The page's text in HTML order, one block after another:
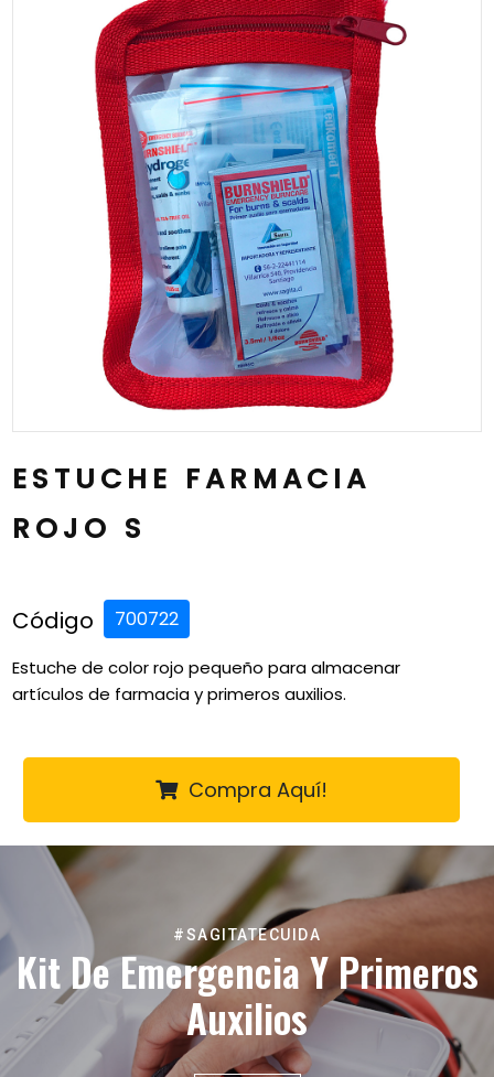
ESTUCHE FARMACIA
ROJO S
Código 700722
Estuche de color rojo pequeño para almacenar
artículos de farmacia y primeros auxilios.
Compra Aquí!
#SAGITATECUIDA
Kit De Emergencia Y Primeros
Auxilios